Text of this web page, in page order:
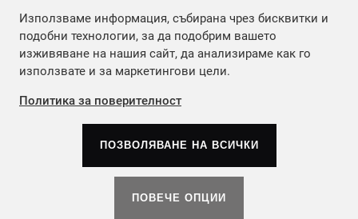
Email: office@agro.bg
FACEBOOK
Copyrights © 2026Агенция Европа ЕООД
права запазени.
Използваме информация, събирана чрез бисквитки и
подобни технологии, за да подобрим вашето
изживяване на нашия сайт, да анализираме как го
използвате и за маркетингови цели.
Политика за поверителност
ПОЗВОЛЯВАНЕ НА ВСИЧКИ
ПОВЕЧЕ ОПЦИИ